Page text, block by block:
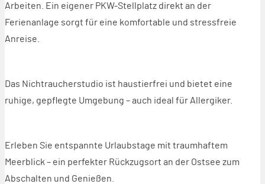
Arbeiten. Ein eigener PKW-Stellplatz direkt an der
Ferienanlage sorgt für eine komfortable und stressfreie
Anreise.
Das Nichtraucherstudio ist haustierfrei und bietet eine
ruhige, gepflegte Umgebung – auch ideal für Allergiker.
Erleben Sie entspannte Urlaubstage mit traumhaftem
Meerblick – ein perfekter Rückzugsort an der Ostsee zum
Abschalten und Genießen.